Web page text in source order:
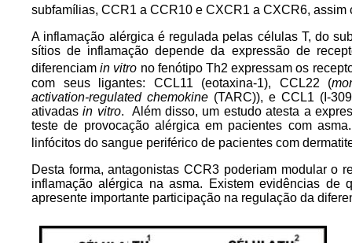
subfamílias, CCR1 a CCR10 e CXCR1 a CXCR6,
A inflamação alérgica é regulada pelas células T, do
sítios de inflamação depende da expressão de
diferenciamin vitro no fenótipo Th2 expressam os
com seus ligantes: CCL11 (eotaxina-1), CCL22 (
activation-regulated chemokine (TARC)), e CCL1 (I-
ativadasin vitro. Além disso, um estudo atesta a
teste de provocação alérgica em pacientes com
linfócitos do sangue periférico de pacientes com
Desta forma, antagonistas CCR3 poderiam modular o
inflamação alérgica na asma. Existem evidências de
apresente importante participação na regulação da